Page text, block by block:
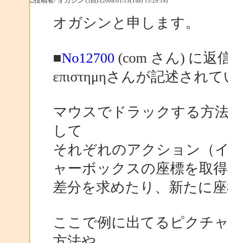
オガシンと申します。
■No12700 (com さん) に返
επιστημηさんが記述され
マウスでドラックする方
して
それぞれのアクション（
ャーボックスの座標を取
差分を求めたり、新たに
ここで例に出てるピクチ